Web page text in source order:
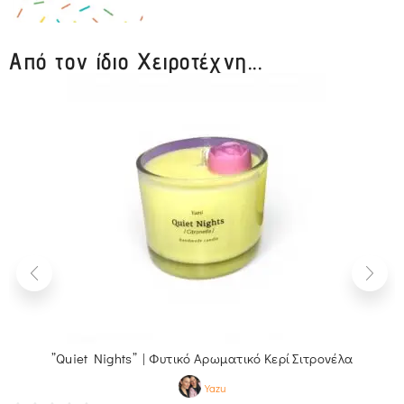
Από τον ίδιο Χειροτέχνη...
”Quiet Nights” | Φυτικό Αρωματικό Κερί Σιτρονέλα
Yazu